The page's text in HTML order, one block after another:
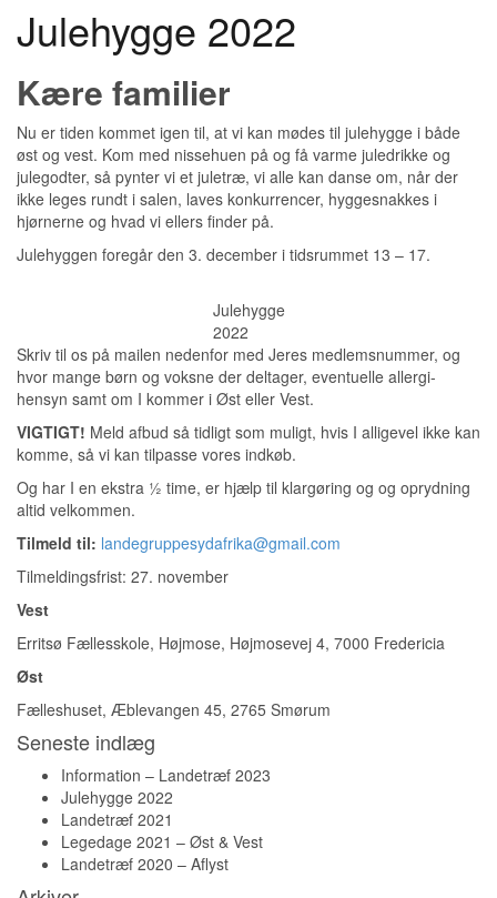
Julehygge 2022
Kære familier
Nu er tiden kommet igen til, at vi kan mødes til julehygge i både
øst og vest. Kom med nissehuen på og få varme juledrikke og
julegodter, så pynter vi et juletræ, vi alle kan danse om, når der
ikke leges rundt i salen, laves konkurrencer, hyggesnakkes i
hjørnerne og hvad vi ellers finder på.
Julehyggen foregår den 3. december i tidsrummet 13 – 17.
Julehygge
2022
Skriv til os på mailen nedenfor med Jeres medlemsnummer, og
hvor mange børn og voksne der deltager, eventuelle allergi-
hensyn samt om I kommer i Øst eller Vest.
VIGTIGT! Meld afbud så tidligt som muligt, hvis I alligevel ikke kan
komme, så vi kan tilpasse vores indkøb.
Og har I en ekstra ½ time, er hjælp til klargøring og og oprydning
altid velkommen.
Tilmeld til: landegruppesydafrika@gmail.com
Tilmeldingsfrist: 27. november
Vest
Erritsø Fællesskole, Højmose, Højmosevej 4, 7000 Fredericia
Øst
Fælleshuset, Æblevangen 45, 2765 Smørum
Seneste indlæg
Information – Landetræf 2023
Julehygge 2022
Landetræf 2021
Legedage 2021 – Øst & Vest
Landetræf 2020 – Aflyst